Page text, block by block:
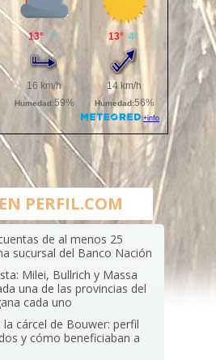
PERFIL.COM
de al menos 25
sucursal del Banco Nación
Milei, Bullrich y Massa
una de las provincias del
cada uno
la cárcel de Bouwer: perfil
y cómo beneficiaban a